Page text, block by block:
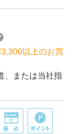
以上のお買
、または当社指